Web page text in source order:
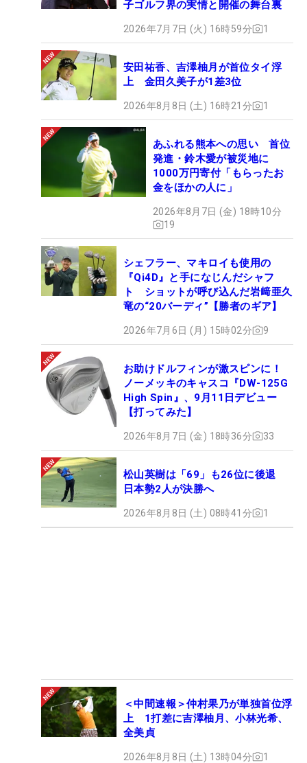
子ゴルフ界の実情と開催の舞台裏
2026年7月7日 (火) 16時59分 1
安田祐香、吉澤柚月が首位タイ浮
上 金田久美子が1差3位
2026年8月8日 (土) 16時21分 1
あふれる熊本への思い 首位
発進・鈴木愛が被災地に
1000万円寄付「もらったお
金をほかの人に」
2026年8月7日 (金) 18時10分
19
シェフラー、マキロイも使用の
『Qi4D』と手になじんだシャフ
ト ショットが呼び込んだ岩﨑亜久
竜の“20バーディ”【勝者のギア】
2026年7月6日 (月) 15時02分 9
お助けドルフィンが激スピンに！
ノーメッキのキャスコ『DW-125G
High Spin』、9月11日デビュー
【打ってみた】
2026年8月7日 (金) 18時36分 33
松山英樹は「69」も26位に後退
日本勢2人が決勝へ
2026年8月8日 (土) 08時41分 1
＜中間速報＞仲村果乃が単独首位浮
上 1打差に吉澤柚月、小林光希、
全美貞
2026年8月8日 (土) 13時04分 1